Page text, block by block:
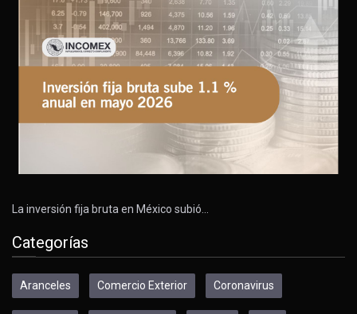
La inversión fija bruta en México subió…
Categorías
Aranceles Comercio Exterior Coronavirus